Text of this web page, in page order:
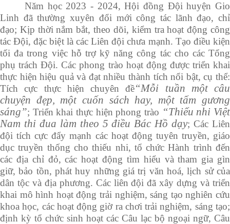
Năm học 2023 - 2024, Hội đồng Đội huyện Gio
Linh đã thường xuyên đổi mới công tác lãnh đạo, chỉ
đạo; Kịp thời nắm bắt, theo dõi, kiểm tra hoạt động công
tác Đội, đặc biệt là các Liên đội chưa mạnh. Tạo điều kiện
tối đa trong việc hỗ trợ kỹ năng công tác cho các Tổng
phụ trách Đội. Các phong trào hoạt động được triển khai
thực hiện hiệu quả và đạt nhiều thành tích nổi bật, cụ thể:
Tích cực thực hiện chuyên đề“Mỗi tuần một câu
chuyện đẹp, một cuốn sách hay, một tấm gương
sáng”; Triển khai thực hiện phong trào “Thiếu nhi Việt
Nam thi đua làm theo 5 điều Bác Hồ dạy; Các Liên
đội tích cực đẩy mạnh các hoạt động tuyên truyền, giáo
dục truyền thống cho thiếu nhi, tổ chức Hành trình đến
các địa chỉ đỏ, các hoạt động tìm hiểu và tham gia gìn
giữ, bảo tồn, phát huy những giá trị văn hoá, lịch sử của
dân tộc và địa phương. Các liên đội đã xây dựng và triển
khai mô hình hoạt động trải nghiệm, sáng tạo nghiên cứu
khoa học, các hoạt động giờ ra chơi trải nghiệm, sáng tạo;
định kỳ tổ chức sinh hoạt các Câu lạc bộ ngoại ngữ, Câu